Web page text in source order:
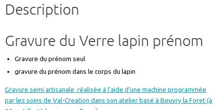
VERRELAPINPAQUES2
Description
Gravure du Verre lapin prénom
Gravure du prénom seul
gravure du prénom dans le corps du lapin
Gravure semi artisanale réalisée à l’aide d’une machine programmée
par les soins de Val-Creation dans son atelier basé à Beuvry la Foret (à